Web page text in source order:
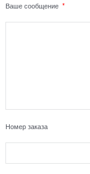
Ваше сообщение
Номер заказа